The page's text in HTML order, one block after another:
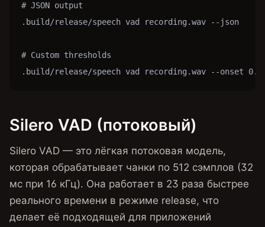
# JSON output
.build/release/speech vad recording.wav --json
# Custom thresholds
.build/release/speech vad recording.wav --onset
Silero VAD (потоковый)
Silero VAD — это лёгкая потоковая модель,
которая обрабатывает чанки по 512 сэмплов (32
мс при 16 кГц). Она работает в 23 раза быстрее
реального времени в режиме release, что
делает её подходящей для приложений